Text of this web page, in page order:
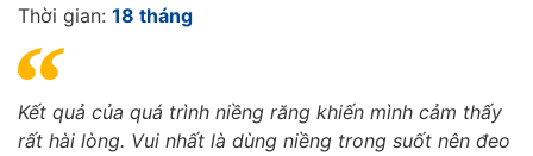
Thời gian: 18 tháng
Kết quả của quá trình niềng răng khiến mình cảm thấy
rất hài lòng. Vui nhất là dùng niềng trong suốt nên đeo